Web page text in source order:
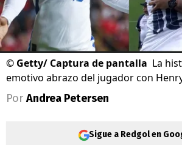
© Getty/ Captura de pantalla La
emotivo abrazo del jugador con
Por Andrea Petersen
Sigue a Redgol en